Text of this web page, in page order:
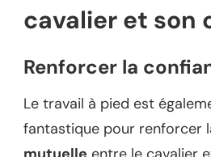
cavalier et son
Renforcer la
Le travail à pied est
fantastique pour renforcer